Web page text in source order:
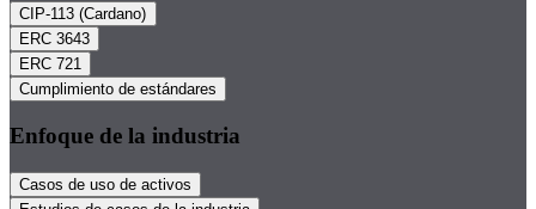
CIP-113 (Cardano)
ERC 3643
ERC 721
Cumplimiento de estándares
Enfoque de la industria
Casos de uso de activos